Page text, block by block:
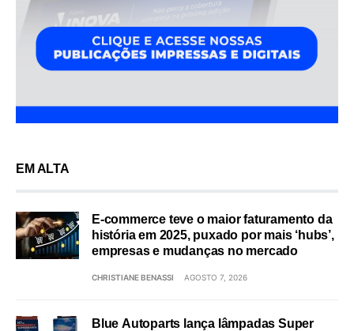
EM ALTA
E-commerce teve o maior faturamento da
história em 2025, puxado por mais ‘hubs’,
empresas e mudanças no mercado
CHRISTIANE BENASSI AGOSTO 7, 2026
Blue Autoparts lança lâmpadas Super